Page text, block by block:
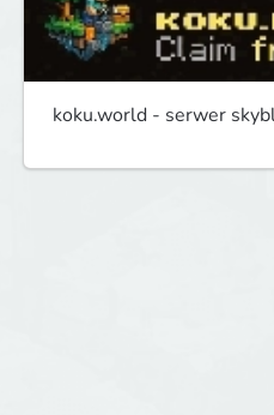
koku.world - serwer